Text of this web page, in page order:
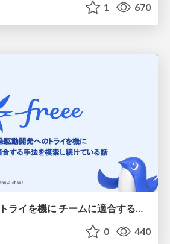
1 670
仕様駆動開発へのトライを機に チームに適合する手法を模索し続けている話
0 440